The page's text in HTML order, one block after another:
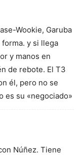
Wookie, Garuba
y si llega
y manos en
de rebote. El T3
él, pero no se
es su «negociado»
Núñez. Tiene